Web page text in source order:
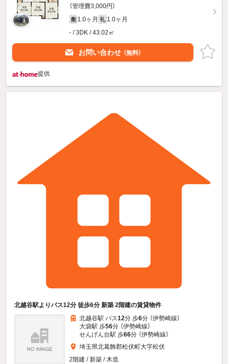
（管理費3,000円）
敷 1.0ヶ月 礼 1.0ヶ月
- / 3DK / 43.02㎡
お問い合わせ （無料）
提供
北越谷駅よりバス12分 徒歩6分 新築 2階建の賃貸物件
北越谷駅 バス12分 歩6分 （伊勢崎線）
大袋駅 歩56分 （伊勢崎線）
せんげん台駅 歩66分 （伊勢崎線）
埼玉県北葛飾郡松伏町大字松伏
2階建 / 新築 / 木造